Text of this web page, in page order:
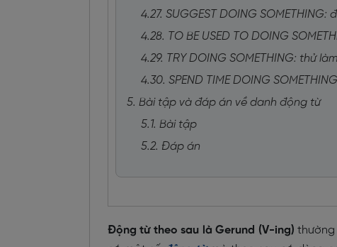
4.27. SUGGEST DOING SOMETHING:
4.28. TO BE USED TO DOING
4.29. TRY DOING SOMETHING: thử
4.30. SPEND TIME DOING
5. Bài tập và đáp án về danh động từ
5.1. Bài tập
5.2. Đáp án
Động từ theo sau là Gerund (V-ing) thường